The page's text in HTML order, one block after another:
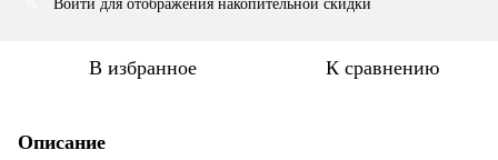
Войти для отображения накопительной скидки
В избранное К сравнению
Описание